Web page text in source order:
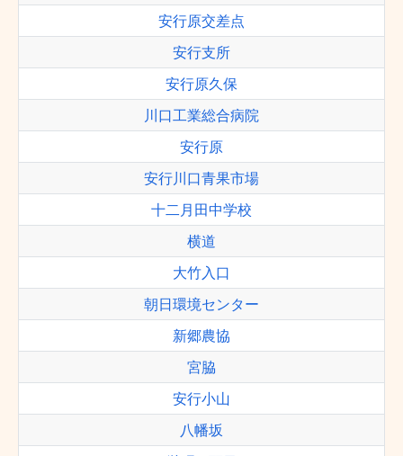
安行原交差点
安行支所
安行原久保
川口工業総合病院
安行原
安行川口青果市場
十二月田中学校
横道
大竹入口
朝日環境センター
新郷農協
宮脇
安行小山
八幡坂